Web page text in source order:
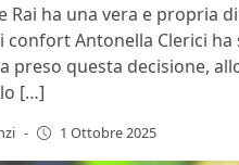
Rai ha una vera e propria
Antonella Clerici ha
preso questa decisione,
[…]
- 1 Ottobre 2025